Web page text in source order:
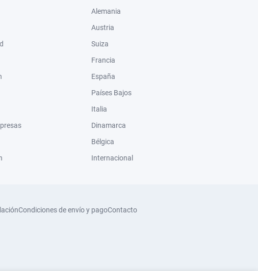
Alemania
Austria
Suiza
Francia
España
Países Bajos
Italia
Dinamarca
Bélgica
Internacional
Condiciones de envío y pagoContacto